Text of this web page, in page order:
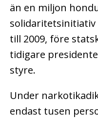
än en miljon
till 2009, före
tidigare
styre.
Under
endast tusen